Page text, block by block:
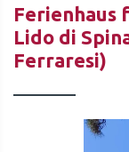
Ferienhaus
Lido di
Ferraresi)